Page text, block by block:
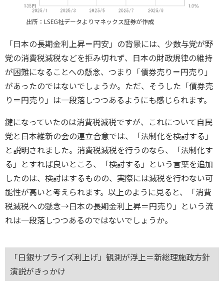
出所：LSEG社データよりマネックス証券が作成
「日本の長期金利上昇＝円安」の背景には、少数与党が野
党の消費税減税などを拒み切れず、日本の財政規律の維持
が困難になることへの懸念、つまり「債券売り＝円売り」
があったのではないでしょうか。ただ、そうした「債券売
り＝円売り」は一段落しつつあるようにも感じられます。
鍵になっていたのは消費税減税ですが、これについて自民
党と日本維新の会の連立合意では、「法制化を検討する」
と説明されました。消費税減税を行うのなら、「法制化す
る」とすれば良いところ、「検討する」という言葉を追加
したのは、検討はするものの、実際には減税を行わない可
能性が高いと考えられます。以上のように見ると、「消費
税減税への懸念→日本の長期金利上昇＝円売り」という流
れは一段落しつつあるのではないでしょうか。
「日銀サプライズ利上げ」観測が浮上＝新総理施政方針
演説がきっかけ